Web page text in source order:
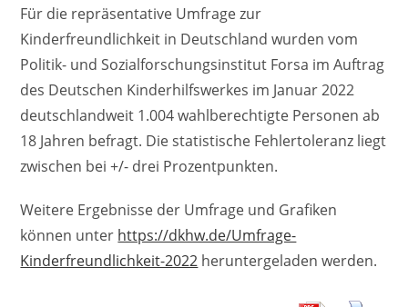
Für die repräsentative Umfrage zur
Kinderfreundlichkeit in Deutschland wurden vom
Politik- und Sozialforschungsinstitut Forsa im Auftrag
des Deutschen Kinderhilfswerkes im Januar 2022
deutschlandweit 1.004 wahlberechtigte Personen ab
18 Jahren befragt. Die statistische Fehlertoleranz liegt
zwischen bei +/- drei Prozentpunkten.
Weitere Ergebnisse der Umfrage und Grafiken
können unter https://dkhw.de/Umfrage-
Kinderfreundlichkeit-2022 heruntergeladen werden.